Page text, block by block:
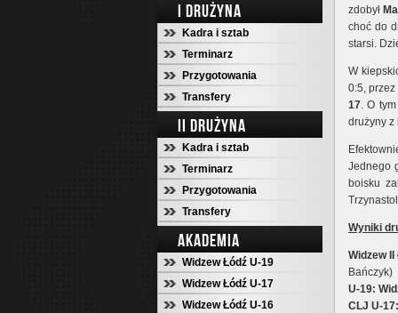
I DRUŻYNA
Kadra i sztab
Terminarz
Przygotowania
Transfery
II DRUŻYNA
Kadra i sztab
Terminarz
Przygotowania
Transfery
AKADEMIA
Widzew Łódź U-19
Widzew Łódź U-17
Widzew Łódź U-16
zdobył
choć do
starsi.
W
0:5,
17. O
drużyny z
Jednego
boisku
Wyniki
Widzew
Bańczyk)
U-19:
CLJ U-17: